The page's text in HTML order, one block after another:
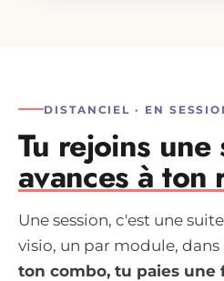
DISTANCIEL · EN
Tu rejoins une
avances à ton
Une session, c'est une
visio, un par module, dans
ton combo, tu paies une